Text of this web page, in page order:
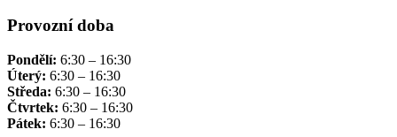
Provozní doba
Pondělí: 6:30 – 16:30
Úterý: 6:30 – 16:30
Středa: 6:30 – 16:30
Čtvrtek: 6:30 – 16:30
Pátek: 6:30 – 16:30